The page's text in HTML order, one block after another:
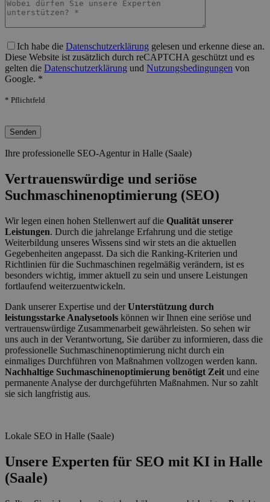
Ich habe die Datenschutzerklärung gelesen und erkenne diese an.
Diese Website ist zusätzlich durch reCAPTCHA geschützt und es
gelten die Datenschutzerklärung und Nutzungsbedingungen von
Google. *
* Pflichtfeld
Ihre professionelle SEO-Agentur in Halle (Saale)
Vertrauenswürdige und seriöse
Suchmaschinenoptimierung (SEO)
Wir legen einen hohen Stellenwert auf die Qualität unserer
Leistungen. Durch die jahrelange Erfahrung und die stetige
Weiterbildung unseres Wissens sind wir stets an die aktuellen
Gegebenheiten angepasst. Da sich die Ranking-Kriterien und
Richtlinien für die Suchmaschinen regelmäßig verändern, ist es
besonders wichtig, immer aktuell zu sein und unsere Leistungen
fortlaufend weiterzuentwickeln.
Dank unserer Expertise und derUnterstützung durch
leistungsstarke Analysetools können wir Ihnen eine seriöse und
vertrauenswürdige Zusammenarbeit gewährleisten. So sehen wir
uns auch in der Verantwortung, Sie darüber zu informieren, dass die
professionelle Suchmaschinenoptimierung nicht durch ein
einmaliges Durchführen von Maßnahmen vollzogen werden kann.
Nachhaltige Suchmaschinenoptimierung benötigt Zeit und eine
permanente Analyse der durchgeführten Maßnahmen. Nur so zahlt
sie sich langfristig aus.
Lokale SEO in Halle (Saale)
Unsere Experten für SEO mit KI in Halle
(Saale)